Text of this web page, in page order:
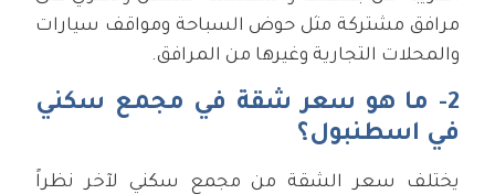
مرافق مشتركة مثل حوض السباحة ومواقف سيارات
والمحلات التجارية وغيرها من المرافق.
2- ما هو سعر شقة في مجمع سكني
في اسطنبول؟
يختلف سعر الشقة من مجمع سكني لآخر نظراً